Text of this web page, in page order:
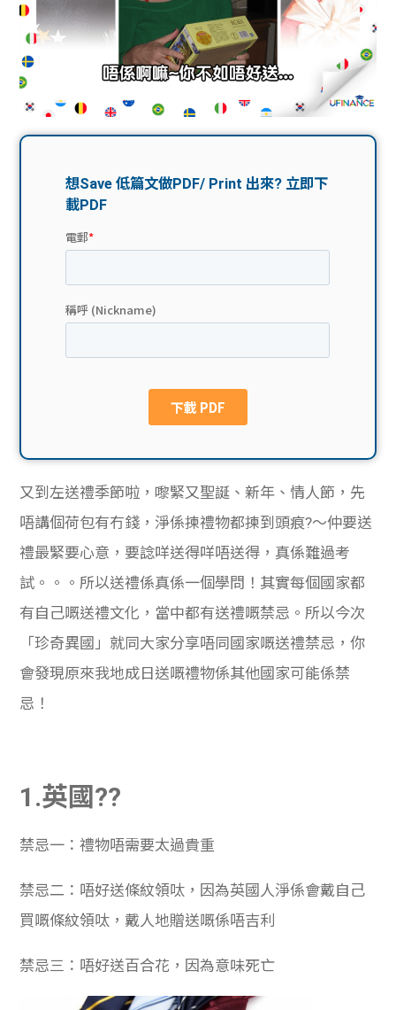
分享
大學
生學
貸款
網上
私人
貸款
計數
機
搵工
Gui
de
ge
校園
Gui
理財
Gui
de
學生
nce
校園
贊助
我們
又到左送禮季節啦，嚟緊又聖誕、新年、情人節，先
唔講個荷包有冇錢，淨係揀禮物都揀到頭痕?～仲要送
禮最緊要心意，要諗咩送得咩唔送得，真係難過考
試。。。所以送禮係真係一個學問！其實每個國家都
有自己嘅送禮文化，當中都有送禮嘅禁忌。所以今次
「珍奇異國」就同大家分享唔同國家嘅送禮禁忌，你
會發現原來我地成日送嘅禮物係其他國家可能係禁
忌！
1.英國??
禁忌一：禮物唔需要太過貴重
禁忌二：唔好送條紋領呔，因為英國人淨係會戴自己
買嘅條紋領呔，戴人地贈送嘅係唔吉利
禁忌三：唔好送百合花，因為意味死亡